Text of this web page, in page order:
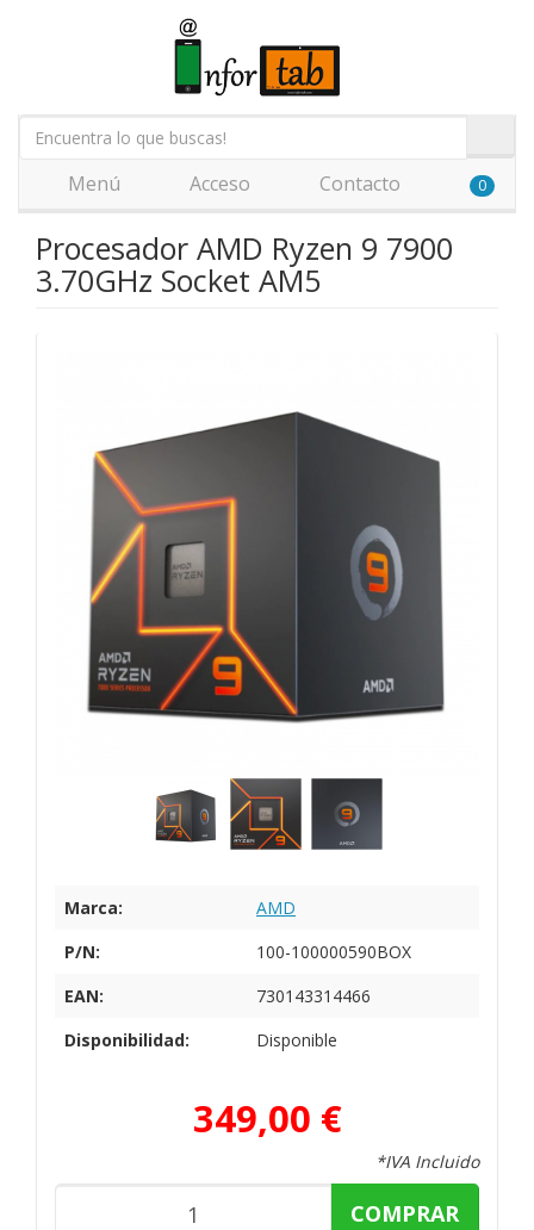
Menú Acceso Contacto 0
Procesador AMD Ryzen 9 7900
3.70GHz Socket AM5
Marca:
AMD
P/N:
100-100000590BOX
EAN:
730143314466
Disponibilidad:
Disponible
349,00 €
*IVA Incluido
COMPRAR